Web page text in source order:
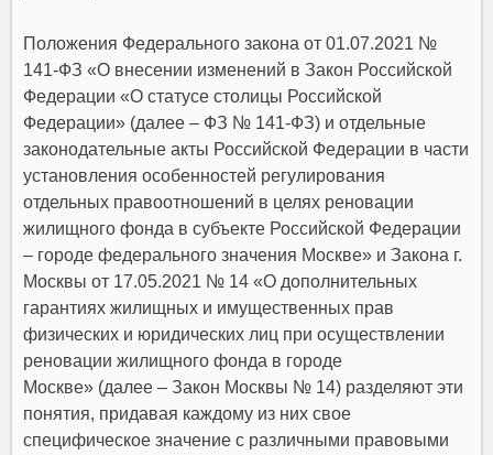
Положения Федерального закона от 01.07.2021 №
141-ФЗ «О внесении изменений в Закон Российской
Федерации «О статусе столицы Российской
Федерации» (далее – ФЗ № 141-ФЗ) и отдельные
законодательные акты Российской Федерации в части
установления особенностей регулирования
отдельных правоотношений в целях реновации
жилищного фонда в субъекте Российской Федерации
– городе федерального значения Москве» и Закона г.
Москвы от 17.05.2021 № 14 «О дополнительных
гарантиях жилищных и имущественных прав
физических и юридических лиц при осуществлении
реновации жилищного фонда в городе
Москве» (далее – Закон Москвы № 14) разделяют эти
понятия, придавая каждому из них свое
специфическое значение с различными правовыми